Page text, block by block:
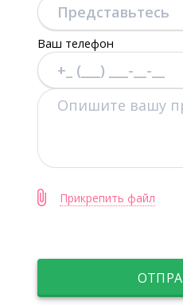
Ваш телефон
Прикрепить файл